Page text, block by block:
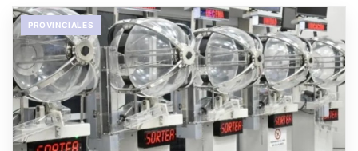
PROVINCIALES